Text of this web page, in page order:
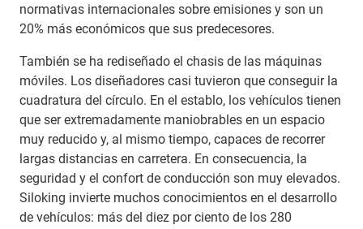
normativas internacionales sobre emisiones y son un
20% más económicos que sus predecesores.
También se ha rediseñado el chasis de las máquinas
móviles. Los diseñadores casi tuvieron que conseguir la
cuadratura del círculo. En el establo, los vehículos tienen
que ser extremadamente maniobrables en un espacio
muy reducido y, al mismo tiempo, capaces de recorrer
largas distancias en carretera. En consecuencia, la
seguridad y el confort de conducción son muy elevados.
Siloking invierte muchos conocimientos en el desarrollo
de vehículos: más del diez por ciento de los 280